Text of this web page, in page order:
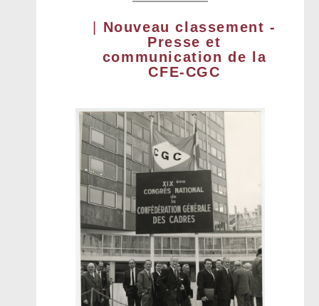
Nouveau classement -
Presse et
communication de la
CFE-CGC